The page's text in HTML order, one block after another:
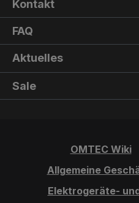
Kontakt
FAQ
Aktuelles
Sale
OMTEC Wiki
Allgemeine
Elektrogeräte-